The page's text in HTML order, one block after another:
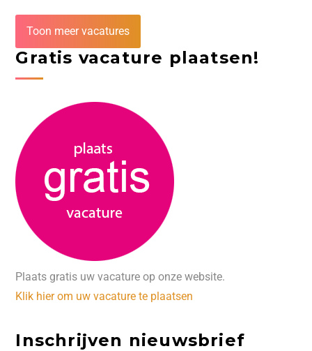
Toon meer vacatures
Gratis vacature plaatsen!
Plaats gratis uw vacature op onze website.
Klik hier om uw vacature te plaatsen
Inschrijven nieuwsbrief